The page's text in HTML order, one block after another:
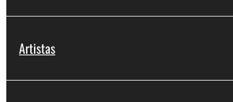
Artistas